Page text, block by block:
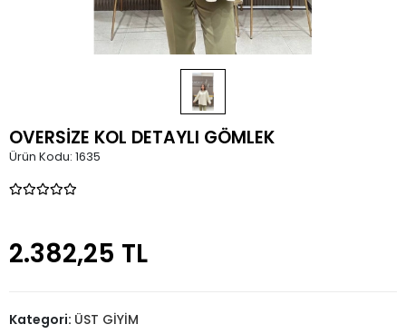
OVERSİZE KOL DETAYLI GÖMLEK
Ürün Kodu: 1635
2.382,25 TL
Kategori: ÜST GİYİM